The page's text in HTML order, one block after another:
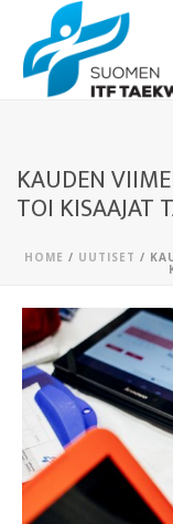
KAUDEN
TOI KISAAJAT
HOME / UUTISET /